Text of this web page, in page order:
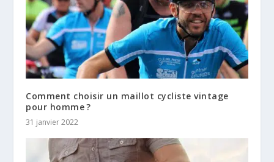
Comment choisir un maillot cycliste vintage
pour homme ?
31 janvier 2022